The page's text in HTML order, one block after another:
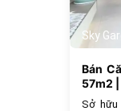
Sky
Bán
57m2
Sở hữu